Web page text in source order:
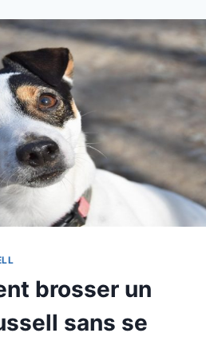
RUSSELL
QUE
CHOISIR
VRAIMENT
?
brosser un
sans se